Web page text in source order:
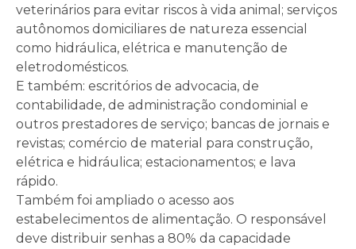
veterinários para evitar riscos à vida animal; serviços
autônomos domiciliares de natureza essencial
como hidráulica, elétrica e manutenção de
eletrodomésticos.
E também: escritórios de advocacia, de
contabilidade, de administração condominial e
outros prestadores de serviço; bancas de jornais e
revistas; comércio de material para construção,
elétrica e hidráulica; estacionamentos; e lava
rápido.
Também foi ampliado o acesso aos
estabelecimentos de alimentação. O responsável
deve distribuir senhas a 80% da capacidade